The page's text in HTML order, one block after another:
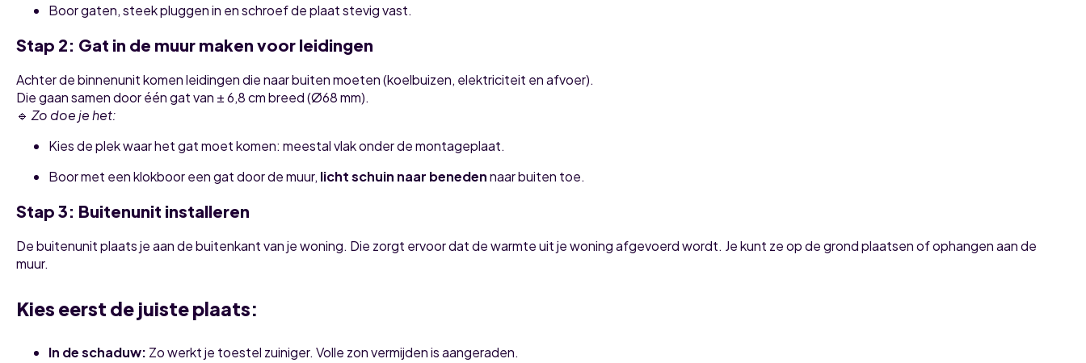
Boor gaten, steek pluggen in en schroef de plaat stevig vast.
Stap 2: Gat in de muur maken voor leidingen
Achter de binnenunit komen leidingen die naar buiten moeten (koelbuizen, elektriciteit en afvoer).
Die gaan samen door één gat van ± 6,8 cm breed (Ø68 mm).
🔹 Zo doe je het:
Kies de plek waar het gat moet komen: meestal vlak onder de montageplaat.
Boor met een klokboor een gat door de muur, licht schuin naar benedennaar buiten toe.
Stap 3: Buitenunit installeren
De buitenunit plaats je aan de buitenkant van je woning. Die zorgt ervoor dat de warmte uit je woning afgevoerd wordt. Je kunt ze op de grond plaatsen of ophangen aan de
muur.
Kies eerst de juiste plaats:
In de schaduw: Zo werkt je toestel zuiniger. Volle zon vermijden is aangeraden.